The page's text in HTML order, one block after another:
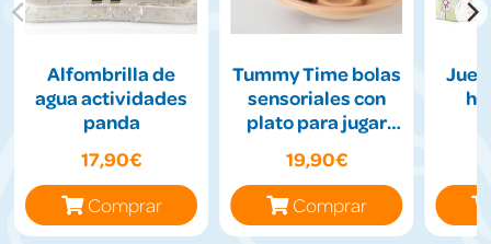
Alfombrilla de
agua actividades
panda
17,90€
Comprar
Tummy Time bolas
sensoriales con
plato para jugar
19,90€
Comprar